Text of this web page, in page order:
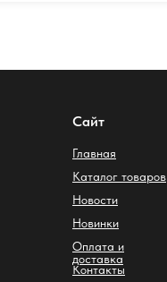
Контакты
Оплата и
доставка
Новинки
Новости
Каталог товаров
Сайт
Главная